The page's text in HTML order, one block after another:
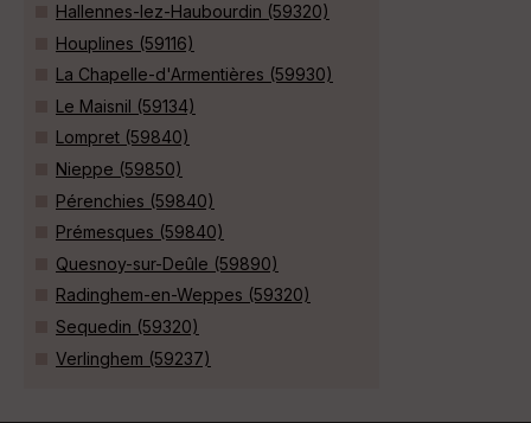
Hallennes-lez-Haubourdin (59320)
Houplines (59116)
La Chapelle-d'Armentières (59930)
Le Maisnil (59134)
Lompret (59840)
Nieppe (59850)
Pérenchies (59840)
Prémesques (59840)
Quesnoy-sur-Deûle (59890)
Radinghem-en-Weppes (59320)
Sequedin (59320)
Verlinghem (59237)